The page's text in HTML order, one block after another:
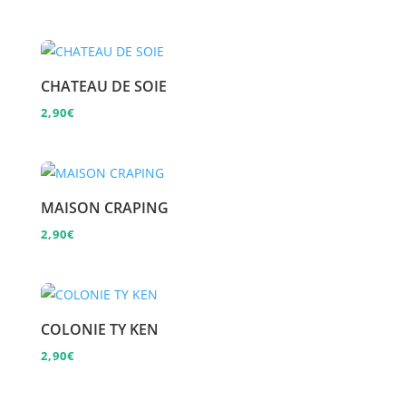
CHATEAU DE SOIE
2,90€
MAISON CRAPING
2,90€
COLONIE TY KEN
2,90€